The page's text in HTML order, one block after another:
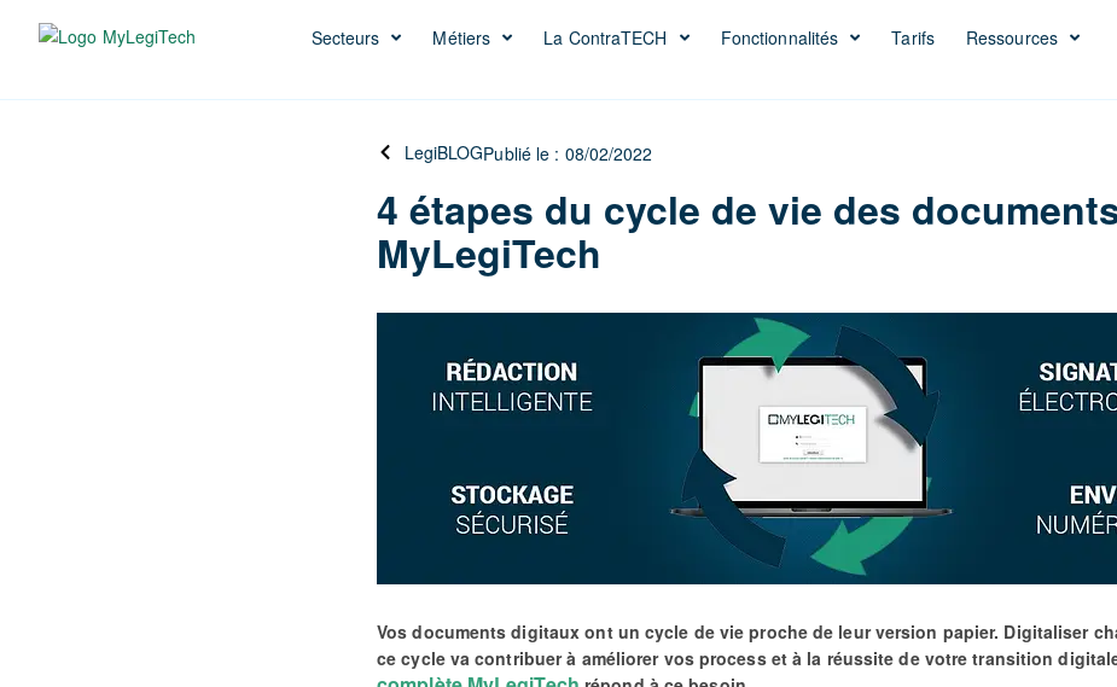
Secteurs Métiers La ContraTECH Fonctionnalités Tarifs Ressources
LegiBLOGPublié le : 08/02/2022
4 étapes du cycle de vie des
MyLegiTech
Vos documents digitaux ont un cycle de vie proche de leur version papier. Digitaliser
ce cycle va contribuer à améliorer vos process et à la réussite de votre transition